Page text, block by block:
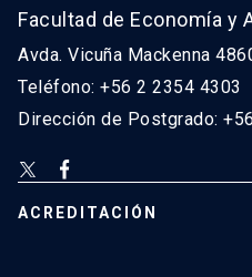
Facultad de Economía y
Avda. Vicuña Mackenna
Teléfono: +56 2 2354 4303
Dirección de Postgrado:
ACREDITACIÓN